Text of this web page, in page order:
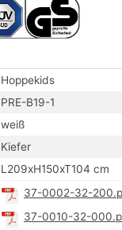
Hoppekids
PRE-B19-1
weiß
Kiefer
L209xH150xT104 cm
37-0002-32-
37-0010-32-